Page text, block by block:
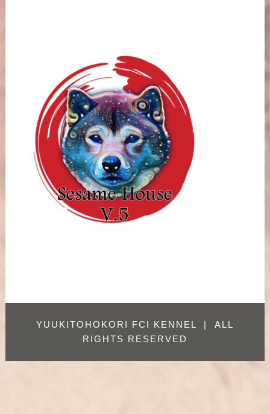
YUUKITOHOKORI FCI KENNEL |
ALL
RIGHTS RESERVED